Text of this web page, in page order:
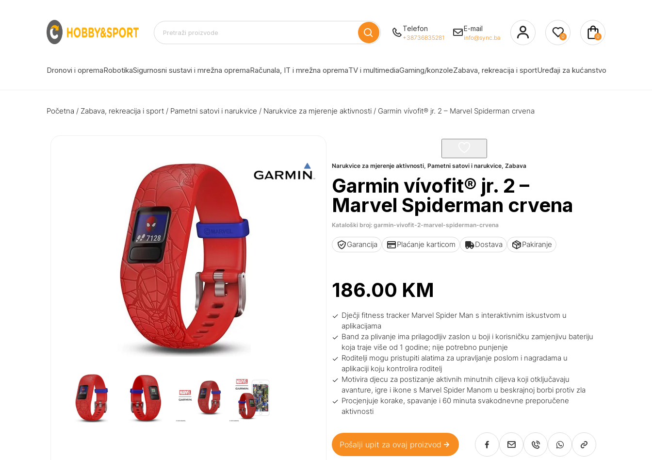
Telefon
+38736835281
E-mail
info@sync.ba 0 0
Dronovi i opremaRobotikaSigurnosni sustavi i mrežna opremaRačunala, IT i mrežna opremaTV i multimediaGaming/konzoleZabava, rekreacija i sportUređaji za kućanstvo
Početna / Zabava, rekreacija i sport / Pametni satovi i narukvice / Narukvice za mjerenje aktivnosti / Garmin vívofit® jr. 2 – Marvel Spiderman crvena
Narukvice za mjerenje aktivnosti,Pametni satovi i narukvice,Zabava
Garmin vívofit® jr. 2 –
Marvel Spiderman crvena
Kataloški broj: garmin-vivofit-2-marvel-spiderman-crvena
Garancija Plaćanje karticom Dostava Pakiranje
186.00 KM
Dječji fitness tracker Marvel Spider Man s interaktivnim iskustvom u
aplikacijama
Band za plivanje ima prilagodljiv zaslon u boji i korisničku zamjenjivu bateriju
koja traje više od 1 godine; nije potrebno punjenje
Roditelji mogu pristupiti alatima za upravljanje poslom i nagradama u
aplikaciji koju kontrolira roditelj
Motivira djecu za postizanje aktivnih minutnih ciljeva koji otključavaju
avanture, igre i ikone s Marvel Spider Manom u beskrajnoj borbi protiv zla
Procjenjuje korake, spavanje i 60 minuta svakodnevne preporučene
aktivnosti
Pošalji upit za ovaj proizvod